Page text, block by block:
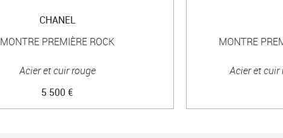
CHANEL
MONTRE PREMIÈRE ROCK
Acier et cuir rouge
5 500 €
MONTRE
Acier et cuir